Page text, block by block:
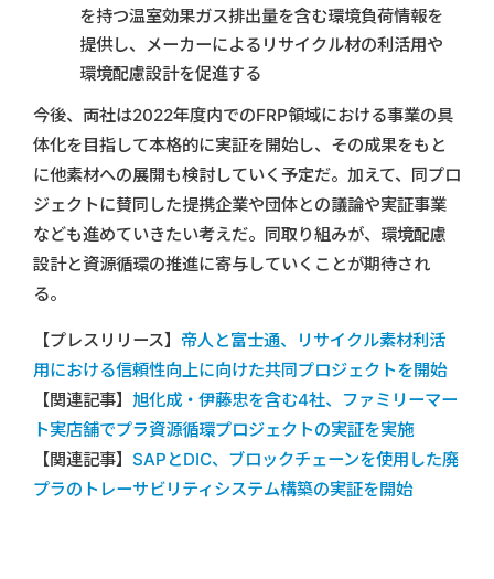
を持つ温室効果ガス排出量を含む環境負荷情報を
提供し、メーカーによるリサイクル材の利活用や
環境配慮設計を促進する
今後、両社は2022年度内でのFRP領域における事業の具
体化を目指して本格的に実証を開始し、その成果をもと
に他素材への展開も検討していく予定だ。加えて、同プロ
ジェクトに賛同した提携企業や団体との議論や実証事業
なども進めていきたい考えだ。同取り組みが、環境配慮
設計と資源循環の推進に寄与していくことが期待され
る。
【プレスリリース】 帝人と富士通、リサイクル素材利活
用における信頼性向上に向けた共同プロジェクトを開始
【関連記事】 旭化成・伊藤忠を含む4社、ファミリーマー
ト実店舗でプラ資源循環プロジェクトの実証を実施
【関連記事】 SAPとDIC、ブロックチェーンを使用した廃
プラのトレーサビリティシステム構築の実証を開始